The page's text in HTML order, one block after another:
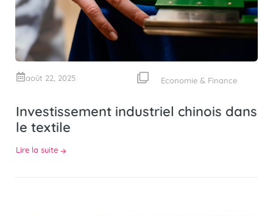
août 22, 2025 Economie & Finance
Investissement industriel chinois dans
le textile
Lire la suite